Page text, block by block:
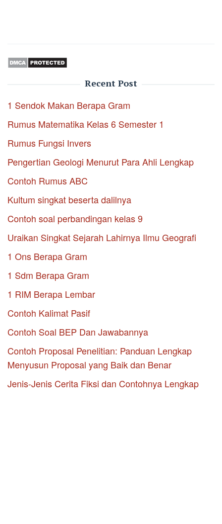
Recent Post
1 Sendok Makan Berapa Gram
Rumus Matematika Kelas 6 Semester 1
Rumus Fungsi Invers
Pengertian Geologi Menurut Para Ahli Lengkap
Contoh Rumus ABC
Kultum singkat beserta dalilnya
Contoh soal perbandingan kelas 9
Uraikan Singkat Sejarah Lahirnya Ilmu Geografi
1 Ons Berapa Gram
1 Sdm Berapa Gram
1 RIM Berapa Lembar
Contoh Kalimat Pasif
Contoh Soal BEP Dan Jawabannya
Contoh Proposal Penelitian: Panduan Lengkap
Menyusun Proposal yang Baik dan Benar
Jenis-Jenis Cerita Fiksi dan Contohnya Lengkap